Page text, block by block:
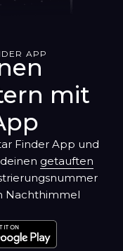
APP
mit
Finder App und
getauften
Nachthimmel